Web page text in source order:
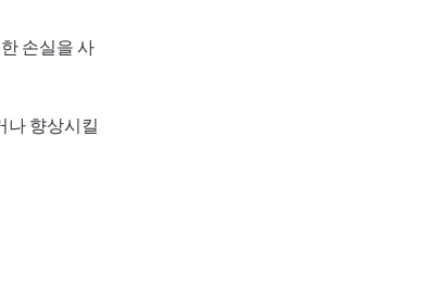
손실을 사
나 향상시킬